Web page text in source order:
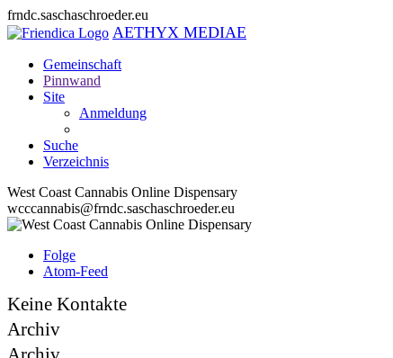
frndc.saschaschroeder.eu
AETHYX MEDIAE
Gemeinschaft
Pinnwand
Site
Anmeldung
Suche
Verzeichnis
West Coast Cannabis Online Dispensary
wcccannabis@frndc.saschaschroeder.eu
Folge
Atom-Feed
Keine Kontakte
Archiv